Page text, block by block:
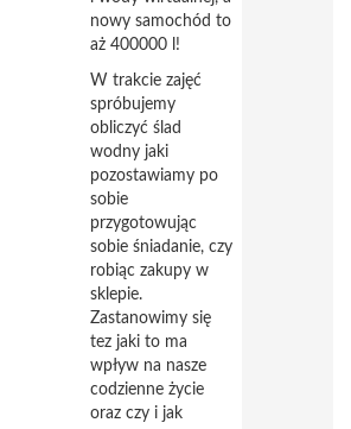
nowy samochód to
aż 400000 l!
W trakcie zajęć
spróbujemy
obliczyć ślad
wodny jaki
pozostawiamy po
sobie
przygotowując
sobie śniadanie, czy
robiąc zakupy w
sklepie.
Zastanowimy się
tez jaki to ma
wpływ na nasze
codzienne życie
oraz czy i jak